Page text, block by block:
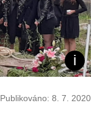
Publikováno: 8. 7. 2020